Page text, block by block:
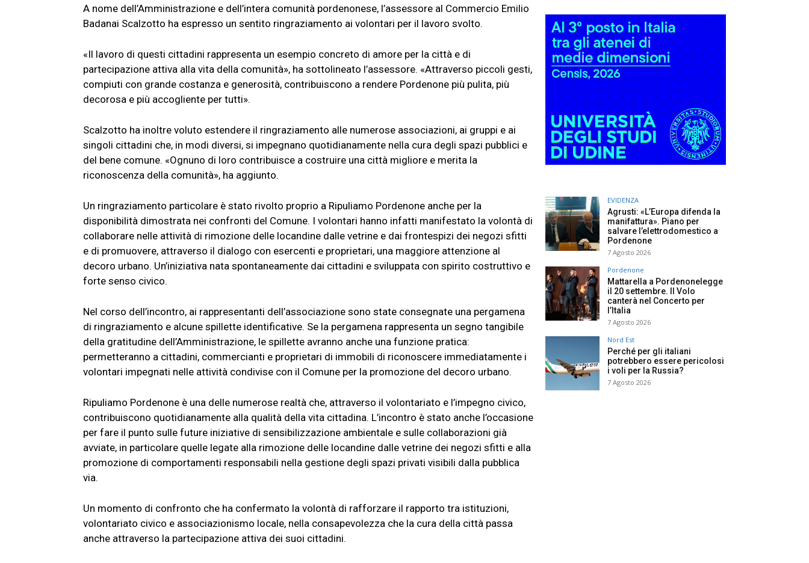
A nome dell’Amministrazione e dell’intera comunità pordenonese, l’assessore al Commercio Emilio
Badanai Scalzotto ha espresso un sentito ringraziamento ai volontari per il lavoro svolto.
«Il lavoro di questi cittadini rappresenta un esempio concreto di amore per la città e di
partecipazione attiva alla vita della comunità», ha sottolineato l’assessore. «Attraverso piccoli gesti,
compiuti con grande costanza e generosità, contribuiscono a rendere Pordenone più pulita, più
decorosa e più accogliente per tutti».
Scalzotto ha inoltre voluto estendere il ringraziamento alle numerose associazioni, ai gruppi e ai
singoli cittadini che, in modi diversi, si impegnano quotidianamente nella cura degli spazi pubblici e
del bene comune. «Ognuno di loro contribuisce a costruire una città migliore e merita la
riconoscenza della comunità», ha aggiunto.
Un ringraziamento particolare è stato rivolto proprio a Ripuliamo Pordenone anche per la
disponibilità dimostrata nei confronti del Comune. I volontari hanno infatti manifestato la volontà di
collaborare nelle attività di rimozione delle locandine dalle vetrine e dai frontespizi dei negozi sfitti
e di promuovere, attraverso il dialogo con esercenti e proprietari, una maggiore attenzione al
decoro urbano. Un’iniziativa nata spontaneamente dai cittadini e sviluppata con spirito costruttivo e
forte senso civico.
Nel corso dell’incontro, ai rappresentanti dell’associazione sono state consegnate una pergamena
di ringraziamento e alcune spillette identificative. Se la pergamena rappresenta un segno tangibile
della gratitudine dell’Amministrazione, le spillette avranno anche una funzione pratica:
permetteranno a cittadini, commercianti e proprietari di immobili di riconoscere immediatamente i
volontari impegnati nelle attività condivise con il Comune per la promozione del decoro urbano.
Ripuliamo Pordenone è una delle numerose realtà che, attraverso il volontariato e l’impegno civico,
contribuiscono quotidianamente alla qualità della vita cittadina. L’incontro è stato anche l’occasione
per fare il punto sulle future iniziative di sensibilizzazione ambientale e sulle collaborazioni già
avviate, in particolare quelle legate alla rimozione delle locandine dalle vetrine dei negozi sfitti e alla
promozione di comportamenti responsabili nella gestione degli spazi privati visibili dalla pubblica
via.
Un momento di confronto che ha confermato la volontà di rafforzare il rapporto tra istituzioni,
volontariato civico e associazionismo locale, nella consapevolezza che la cura della città passa
anche attraverso la partecipazione attiva dei suoi cittadini.
EVIDENZA
Agrusti: «L’Europa difenda la
manifattura». Piano per
salvare l’elettrodomestico a
Pordenone
7 Agosto 2026
Pordenone
Mattarella a Pordenonelegge
il 20 settembre. Il Volo
canterà nel Concerto per
l’Italia
7 Agosto 2026
Nord Est
Perché per gli italiani
potrebbero essere pericolosi
i voli per la Russia?
7 Agosto 2026